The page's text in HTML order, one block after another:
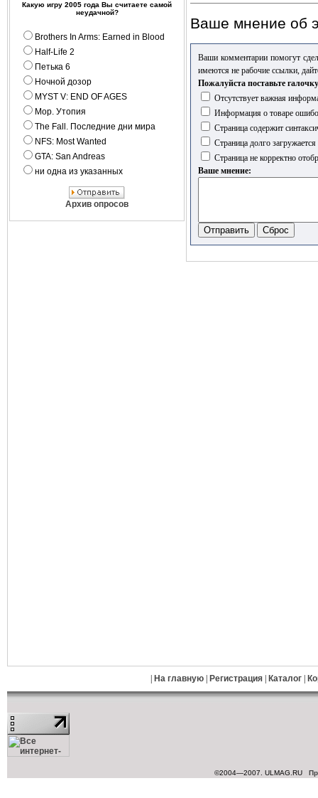
Какую игру 2005 года Вы считаете самой
неудачной?
Brothers In Arms: Earned in Blood
Half-Life 2
Петька 6
Ночной дозор
MYST V: END OF AGES
Мор. Утопия
The Fall. Последние дни мира
NFS: Most Wanted
GTA: San Andreas
ни одна из указанных
Архив опросов
Ваше мнение об
Ваши комментарии помогут
имеются не рабочие ссылки,
Пожалуйста поставьте
Отсутствует важная
Информация о товаре
Страница содержит
Страница долго загружается
Страница не корректно
Ваше мнение:
На главную| Регистрация| Каталог|
©2004—2007. ULMAG.RU